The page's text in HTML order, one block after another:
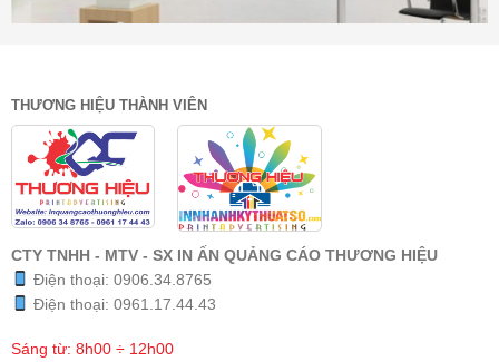
THƯƠNG HIỆU THÀNH VIÊN
CTY TNHH - MTV - SX IN ẤN QUẢNG CÁO THƯƠNG HIỆU
Điện thoại: 0906.34.8765
Điện thoại: 0961.17.44.43
Sáng từ: 8h00 ÷ 12h00